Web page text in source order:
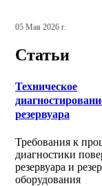
05 Мая 2026 г.
Статьи
Техническое
резервуара
Требования к
диагностики
резервуара и
оборудования